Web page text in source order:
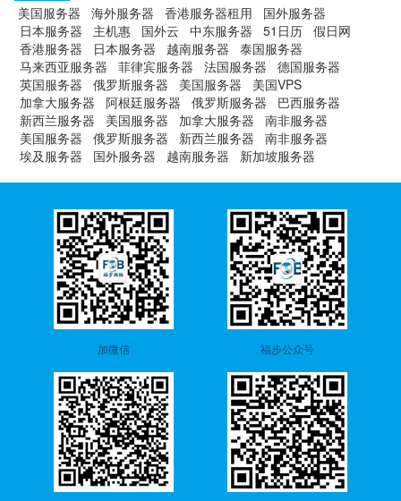
美国服务器 海外服务器 香港服务器租用
国外服务器
日本服务器
主机惠 国外云 中东服务器 51日历 假日网
香港服务器
日本服务器 越南服务器
泰国服务器
马来西亚服务器
菲律宾服务器 法国服务器
德国服务器
英国服务器
俄罗斯服务器 美国服务器
美国VPS
加拿大服务器
阿根廷服务器 俄罗斯服务器
巴西服务器
新西兰服务器
美国服务器 加拿大服务器
南非服务器
美国服务器
俄罗斯服务器 新西兰服务器
南非服务器
埃及服务器
国外服务器 越南服务器 新加坡服务器
加微信 福步公众号